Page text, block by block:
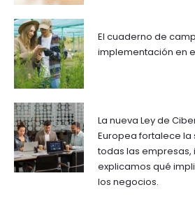
El cuaderno de
implementación en
La nueva Ley de
Europea fortalece
todas las empresas,
explicamos qué
los negocios.